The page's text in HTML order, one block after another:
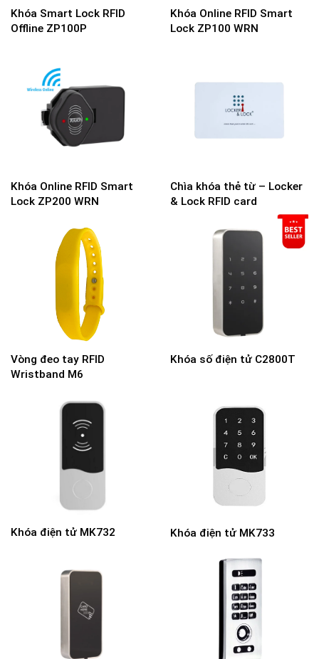
Khóa Smart Lock RFID
Offline ZP100P
Khóa Online RFID Smart
Lock ZP100 WRN
Khóa Online RFID Smart
Lock ZP200 WRN
Chìa khóa thẻ từ – Locker
& Lock RFID card
Vòng đeo tay RFID
Wristband M6
Khóa số điện tử C2800T
Khóa điện tử MK732 Khóa điện tử MK733